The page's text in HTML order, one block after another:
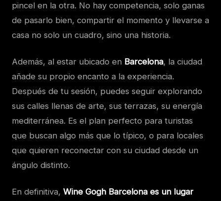
pincel en la otra. No hay competencia, solo ganas
de pasarlo bien, compartir el momento y llevarse a
casa no solo un cuadro, sino una historia.
Además, al estar ubicado en Barcelona, la ciudad
añade su propio encanto a la experiencia.
Después de tu sesión, puedes seguir explorando
sus calles llenas de arte, sus terrazas, su energía
mediterránea. Es el plan perfecto para turistas
que buscan algo más que lo típico, o para locales
que quieren reconectar con su ciudad desde un
ángulo distinto.
En definitiva, Wine Gogh Barcelona es un lugar